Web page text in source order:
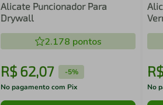
Alicate Puncionador Para
Drywall
2.178 pontos
R$ 62,07 -5%
No pagamento com Pix
No